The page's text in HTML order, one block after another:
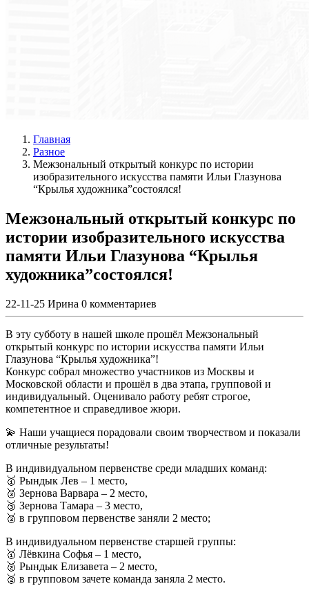
Главная
Разное
Межзональный открытый конкурс по истории
изобразительного искусства памяти Ильи Глазунова
“Крылья художника”состоялся!
Межзональный открытый конкурс по
истории изобразительного искусства
памяти Ильи Глазунова “Крылья
художника”состоялся!
22-11-25 Ирина 0 комментариев
В эту субботу в нашей школе прошёл Межзональный
открытый конкурс по истории искусства памяти Ильи
Глазунова “Крылья художника”!
Конкурс собрал множество участников из Москвы и
Московской области и прошёл в два этапа, групповой и
индивидуальный. Оценивало работу ребят строгое,
компетентное и справедливое жюри.
💫 Наши учащиеся порадовали своим творчеством и показали
отличные результаты!
В индивидуальном первенстве среди младших команд:
🥇 Рындык Лев – 1 место,
🥈 Зернова Варвара – 2 место,
🥉 Зернова Тамара – 3 место,
🥈 в групповом первенстве заняли 2 место;
В индивидуальном первенстве старшей группы:
🥇 Лёвкина Софья – 1 место,
🥈 Рындык Елизавета – 2 место,
🥈 в групповом зачете команда заняла 2 место.